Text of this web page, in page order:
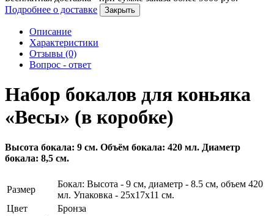
Подробнее о доставке
Закрыть
Описание
Характеристики
Отзывы (0)
Вопрос - ответ
Набор бокалов для коньяка
«Весы» (в коробке)
Высота бокала: 9 см. Объём бокала: 420 мл. Диаметр
бокала: 8,5 см.
Размер
Бокал: Высота - 9 см, диаметр - 8.5 см, объем 420
мл. Упаковка - 25х17х11 см.
Цвет
Бронза